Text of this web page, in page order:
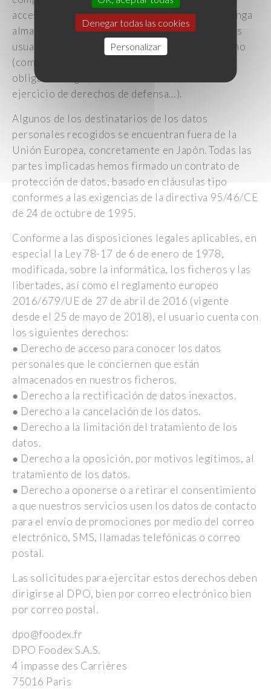
Denegar todas las cookies
Personalizar
acceso a terceros a los datos personales que tenga
almacenados sin el consentimiento previo de los
usuarios, a menos que sea por un motivo legítimo
(como pudiera ser el cumplimiento de una
obligación legal, la lucha contra el fraude o el
ejercicio de derechos de defensa…).
Algunos de los destinatarios de los datos
personales recogidos se encuentran fuera de la
Unión Europea, concretamente en Japón. Todas las
partes implicadas hemos firmado un contrato de
protección de datos, basado en cláusulas tipo
conformes a las exigencias de la directiva 95/46/CE
de 24 de octubre de 1995.
Conforme a las disposiciones legales aplicables, en
especial la Ley 78-17 de 6 de enero de 1978,
modificada, sobre la informática, los ficheros y las
libertades, así como el reglamento europeo
2016/679/UE de 27 de abril de 2016 (vigente
desde el 25 de mayo de 2018), el usuario cuenta con
los siguientes derechos:
● Derecho de acceso para conocer los datos
personales que le conciernen que están
almacenados en nuestros ficheros.
● Derecho a la rectificación de datos inexactos.
● Derecho a la cancelación de los datos.
● Derecho a la limitación del tratamiento de los
datos.
● Derecho a la oposición, por motivos legítimos, al
tratamiento de los datos.
● Derecho a oponerse o a retirar el consentimiento
a que nuestros servicios usen los datos de contacto
para el envío de promociones por medio del correo
electrónico, SMS, llamadas telefónicas o correo
postal.
Las solicitudes para ejercitar estos derechos deben
dirigirse al DPO, bien por correo electrónico bien
por correo postal.
dpo@foodex.fr
DPO Foodex S.A.S.
4 impasse des Carrières
75016 Paris